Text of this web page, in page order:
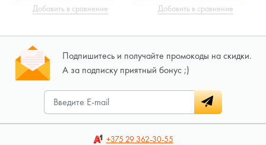
Добавить в сравнение Добавить в сравнение
Подпишитесь и получайте промокоды на скидки.
А за подписку приятный бонус ;)
+375 29362-30-55